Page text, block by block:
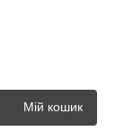
Мій кошик